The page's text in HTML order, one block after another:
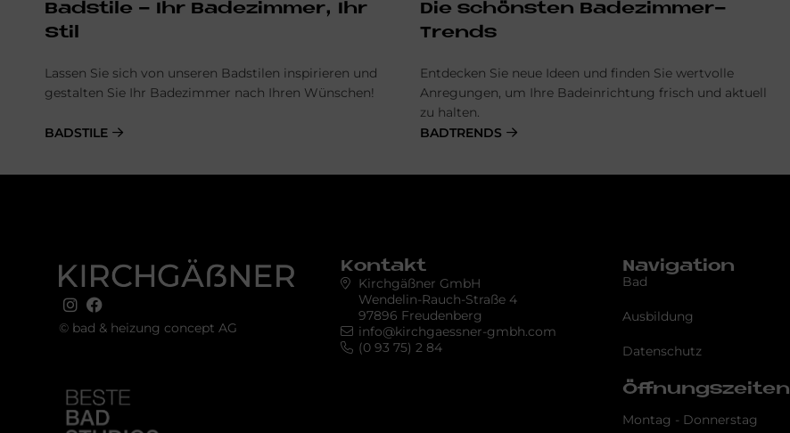
Badstile - Ihr Badezimmer, Ihr
Stil
Lassen Sie sich von unseren Badstilen inspirieren und
gestalten Sie Ihr Badezimmer nach Ihren Wünschen!
BADSTILE
Die schönsten Badezimmer-
Trends
­Entdecken Sie neue Ideen und finden Sie wertvolle
Anregungen, um Ihre Badeinrichtung frisch und aktuell
zu halten.
BADTRENDS
© bad & heizung concept AG
Bild
Kontakt
Kirchgäßner GmbH
Wendelin-Rauch-Straße 4
97896 Freudenberg
info@kirchgaessner-gmbh.com
(0 93 75) 2 84
Navigation
Bad
Ausbildung
Datenschutz
Öffnungszeiten
Montag - Donnerstag